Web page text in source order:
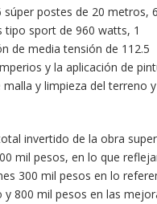
súper postes de 20 metros,
tipo sport de 960 watts, 1
de media tensión de 112.5
y la aplicación de
y limpieza del terreno
invertido de la obra
mil pesos, en lo que
300 mil pesos en lo
y 800 mil pesos en las